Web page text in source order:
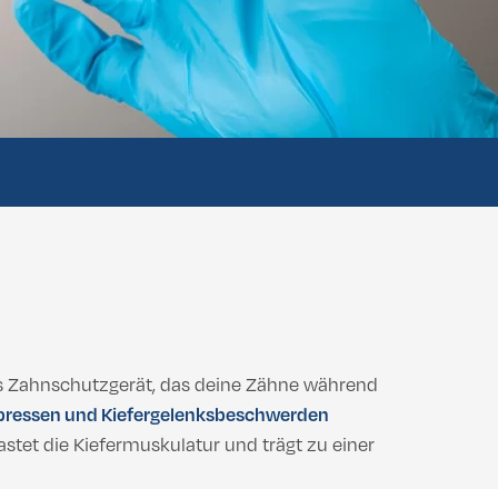
Lift
Vaginoplastik
Labiaplastik
das deine Zähne während
und Kiefergelenksbeschwerden
die Kiefermuskulatur und trägt zu einer